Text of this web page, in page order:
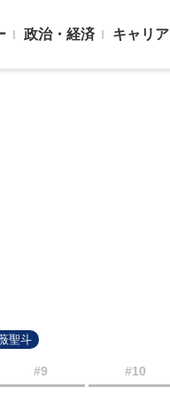
政治・経済 キャリア
聖斗
#9 #10